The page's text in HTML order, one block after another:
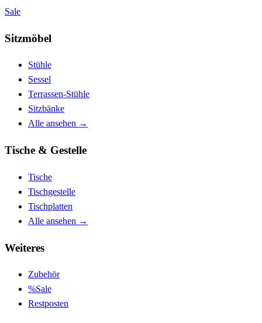
Sale
Sitzmöbel
Stühle
Sessel
Terrassen-Stühle
Sitzbänke
Alle ansehen →
Tische & Gestelle
Tische
Tischgestelle
Tischplatten
Alle ansehen →
Weiteres
Zubehör
%Sale
Restposten